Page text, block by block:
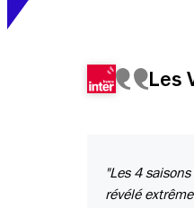
Les
"Les 4
révélé